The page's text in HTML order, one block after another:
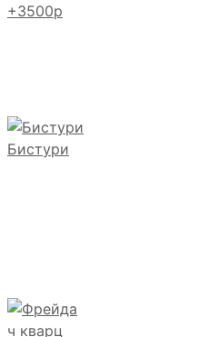
+3500р
Бистури